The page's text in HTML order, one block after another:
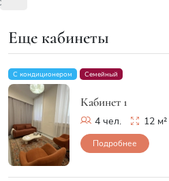
Еще кабинеты
С кондиционером Семейный
Кабинет 1
4 чел. 12 м²
Подробнее